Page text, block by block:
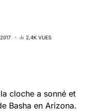
2,4K VUES
cloche a sonné et
Basha en Arizona.